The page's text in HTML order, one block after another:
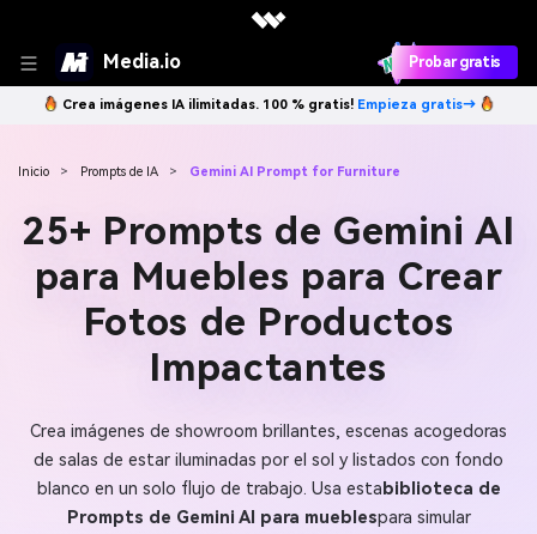
Media.io Probar gratis
Crea imágenes IA ilimitadas. 100 % gratis! Empieza gratis→
Inicio > Prompts de IA > Gemini AI Prompt for Furniture
25+ Prompts de Gemini AI
para Muebles para Crear
Fotos de Productos
Impactantes
Crea imágenes de showroom brillantes, escenas acogedoras
de salas de estar iluminadas por el sol y listados con fondo
blanco en un solo flujo de trabajo. Usa estabiblioteca de
Prompts de Gemini AI para mueblespara simular